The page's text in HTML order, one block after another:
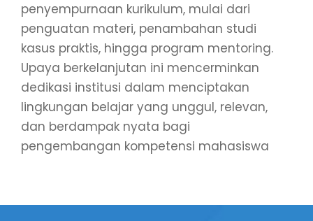
penyempurnaan kurikulum, mulai dari
penguatan materi, penambahan studi
kasus praktis, hingga program mentoring.
Upaya berkelanjutan ini mencerminkan
dedikasi institusi dalam menciptakan
lingkungan belajar yang unggul, relevan,
dan berdampak nyata bagi
pengembangan kompetensi mahasiswa